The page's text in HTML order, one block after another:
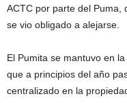
ACTC por parte del Puma,
se vio obligado a alejarse.
El Pumita se mantuvo en
que a principios del año
centralizado en la